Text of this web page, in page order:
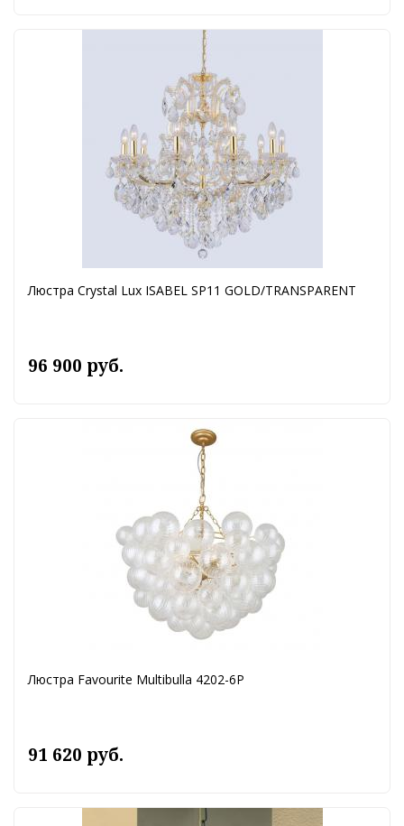
Люстра Crystal Lux ISABEL SP11 GOLD/TRANSPARENT
96 900 руб.
Люстра Favourite Multibulla 4202-6P
91 620 руб.